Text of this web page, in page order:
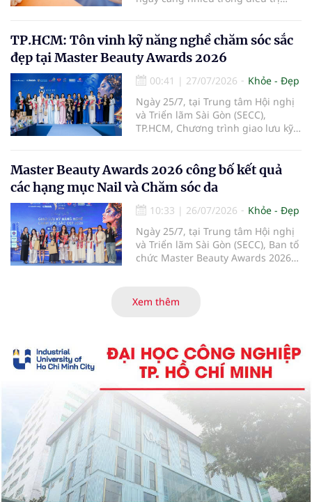
chậm tiến triển bệnh. Vậy PRP hoạt
động theo cơ chế nào, mang lại
hiệu quả ra sao và những ai sẽ
phù hợp với phương pháp này?
TP.HCM: Tôn vinh kỹ năng nghề chăm sóc sắc
đẹp tại Master Beauty Awards 2026
00:41 | 27/07/2026
Khỏe - Đẹp
Ngày 25/7, tại Trung tâm Hội nghị
và Triển lãm Sài Gòn (SECC),
TP.HCM, Chương trình giao lưu kỹ
diễn ra với các hoạt động giao lưu
chuyên môn, trình diễn, đánh giá
tay nghề và trao giải cho những thí
sinh có phần thể hiện nổi bật.
Master Beauty Awards 2026 công bố kết quả
các hạng mục Nail và Chăm sóc da
10:33 | 26/07/2026
Khỏe - Đẹp
Ngày 25/7, tại Trung tâm Hội nghị
và Triển lãm Sài Gòn (SECC), Ban tổ
chức Master Beauty Awards 2026
Salon và bộ môn Chăm sóc da.
Xem thêm